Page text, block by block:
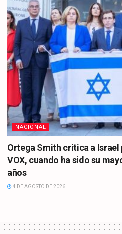
NACIONAL
Ortega Smith critica a
VOX, cuando ha sido su
años
4 DE AGOSTO DE 2026